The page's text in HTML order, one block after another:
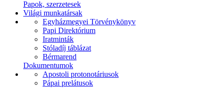
Papok, szerzetesek
Világi munkatársak
Egyházmegyei Törvénykönyv
Papi Direktórium
Iratminták
Stóladíj táblázat
Bérmarend
Dokumentumok
Apostoli protonotáriusok
Pápai prelátusok